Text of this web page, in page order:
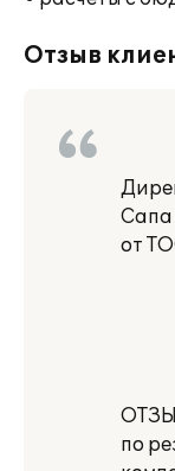
Отзыв
Сапа
от
по